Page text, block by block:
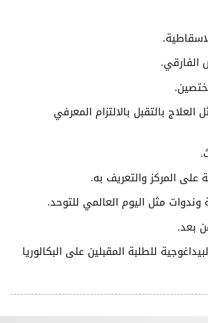
بالتقبل بالالتزام المعرفي
على المركز والتعريف به.
وندوات مثل اليوم العالمي للتوحد.
بعد.
للطلبة المقبلين على البكالوريا